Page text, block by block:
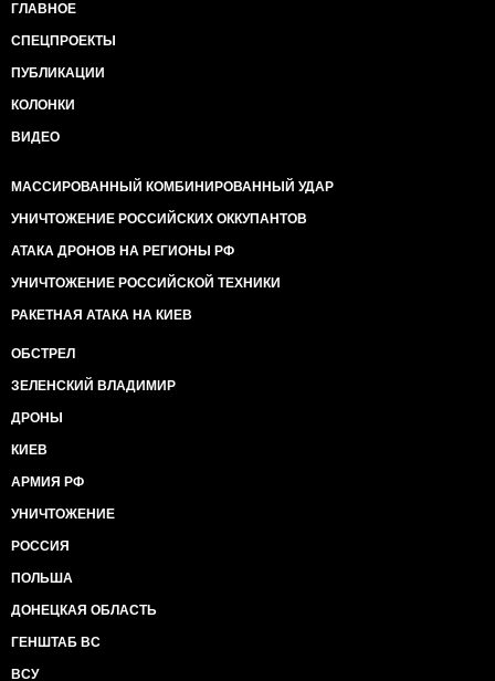
ГЛАВНОЕ
СПЕЦПРОЕКТЫ
ПУБЛИКАЦИИ
КОЛОНКИ
ВИДЕО
МАССИРОВАННЫЙ КОМБИНИРОВАННЫЙ УДАР
УНИЧТОЖЕНИЕ РОССИЙСКИХ ОККУПАНТОВ
АТАКА ДРОНОВ НА РЕГИОНЫ РФ
УНИЧТОЖЕНИЕ РОССИЙСКОЙ ТЕХНИКИ
РАКЕТНАЯ АТАКА НА КИЕВ
ОБСТРЕЛ
ЗЕЛЕНСКИЙ ВЛАДИМИР
ДРОНЫ
КИЕВ
АРМИЯ РФ
УНИЧТОЖЕНИЕ
РОССИЯ
ПОЛЬША
ДОНЕЦКАЯ ОБЛАСТЬ
ГЕНШТАБ ВС
ВСУ